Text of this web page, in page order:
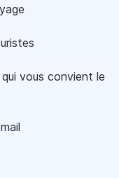
vous convient le